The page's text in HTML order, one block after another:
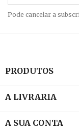
Pode cancelar a
PRODUTOS
A LIVRARIA
A SUA CONTA